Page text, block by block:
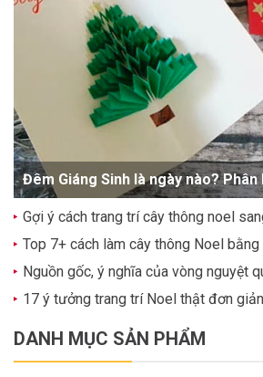
Gợi ý cách trang trí cây thông noel
Nguồn gốc, ý nghĩa của vòng nguyệt
17 ý tưởng trang trí Noel thật đơn
DANH MỤC SẢN PHẨM